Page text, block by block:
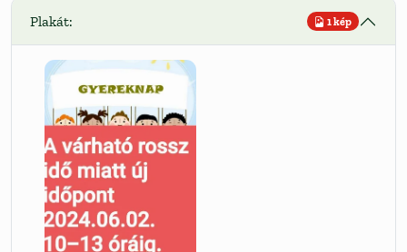
Plakát: 1 kép